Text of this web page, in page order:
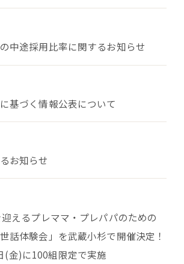
中途採用比率に関するお知らせ
基づく情報公表について
お知らせ
えるプレママ・プレパパのための
話体験会」を武蔵小杉で開催決定！
(金)に100組限定で実施